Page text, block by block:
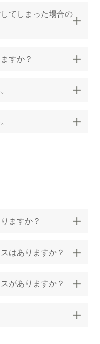
てしまった場合の
すか？
ますか？
はありますか？
がありますか？